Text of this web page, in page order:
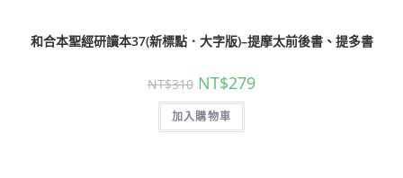
和合本聖經研讀本37(新標點．大字版)–提摩太前後書、提多書
NT$310 NT$279
加入購物車